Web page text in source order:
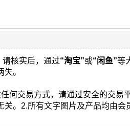
核实后，通过“淘宝”或“闲鱼”等
。
何交易方式，请通过安全的交易
关。2.所有文字图片及产品均由